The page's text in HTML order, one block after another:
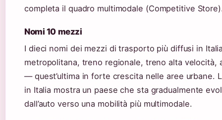
completa il quadro multimodale (Competitive
Nomi 10 mezzi
I dieci nomi dei mezzi di trasporto più diffusi in
metropolitana, treno regionale, treno alta
— quest’ultima in forte crescita nelle aree urbane.
in Italia mostra un paese che sta gradualmente
dall’auto verso una mobilità più multimodale.